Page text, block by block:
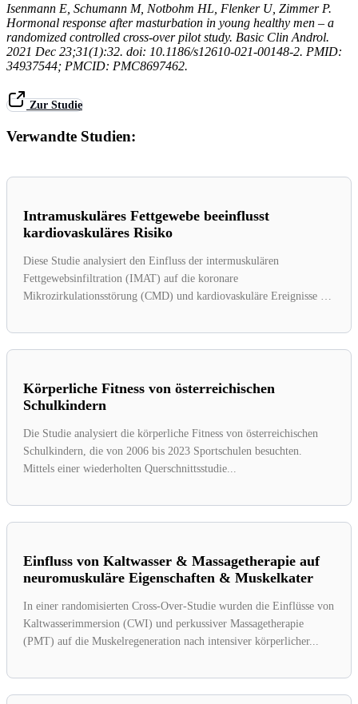
Isenmann E, Schumann M, Notbohm HL, Flenker U, Zimmer P.
Hormonal response after masturbation in young healthy men – a
randomized controlled cross-over pilot study. Basic Clin Androl.
2021 Dec 23;31(1):32. doi: 10.1186/s12610-021-00148-2. PMID:
34937544; PMCID: PMC8697462.
Zur Studie
Verwandte Studien:
Intramuskuläres Fettgewebe beeinflusst
kardiovaskuläres Risiko
Diese Studie analysiert den Einfluss der intermuskulären
Fettgewebsinfiltration (IMAT) auf die koronare
Mikrozirkulationsstörung (CMD) und kardiovaskuläre Ereignisse bei
Körperliche Fitness von österreichischen
Schulkindern
Die Studie analysiert die körperliche Fitness von österreichischen
Schulkindern, die von 2006 bis 2023 Sportschulen besuchten.
Mittels einer wiederholten Querschnittsstudie...
Einfluss von Kaltwasser & Massagetherapie auf
neuromuskuläre Eigenschaften & Muskelkater
In einer randomisierten Cross-Over-Studie wurden die Einflüsse von
Kaltwasserimmersion (CWI) und perkussiver Massagetherapie
(PMT) auf die Muskelregeneration nach intensiver körperlicher...